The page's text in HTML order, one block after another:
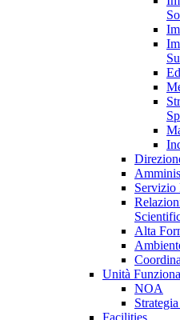
Servizio
Alta
Unità
NOA